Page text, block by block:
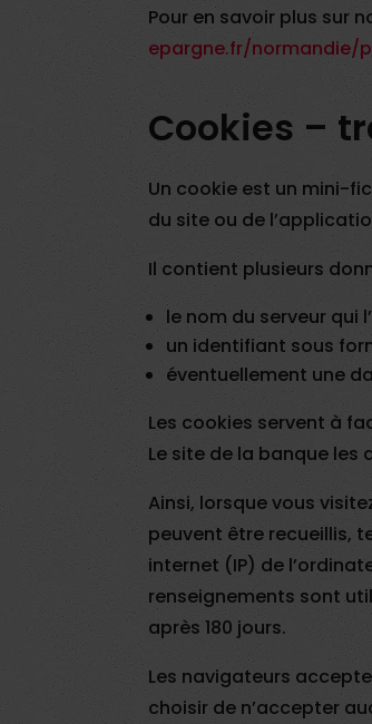
Pour en savoir plus sur
epargne.fr/normandie/
Cookies –
Un cookie est un mini-
du site ou de
Il contient plusieurs
le nom du serveur qui
un identifiant sous
éventuellement une
Les cookies servent à
Le site de la banque
Ainsi, lorsque vous
peuvent être recueillis,
internet (IP) de
renseignements sont
après 180 jours.
Les navigateurs
choisir de n’accepter